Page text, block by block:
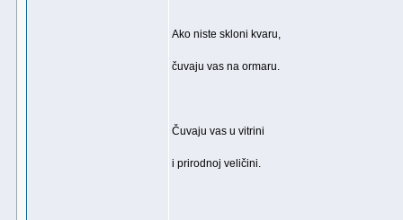
Ako niste skloni kvaru,
čuvaju vas na ormaru.
Čuvaju vas u vitrini
i prirodnoj veličini.